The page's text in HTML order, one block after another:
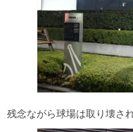
残念ながら球場は取り壊さ